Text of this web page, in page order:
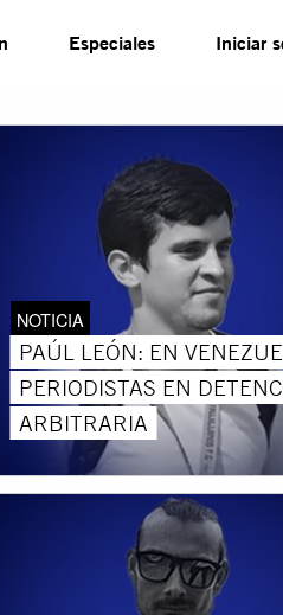
Especiales Iniciar
NOTICIA
PAÚL LEÓN: EN
PERIODISTAS EN
ARBITRARIA